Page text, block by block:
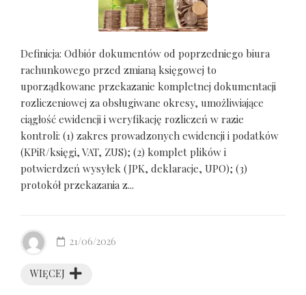
Definicja: Odbiór dokumentów od poprzedniego biura
rachunkowego przed zmianą księgowej to
uporządkowane przekazanie kompletnej dokumentacji
rozliczeniowej za obsługiwane okresy, umożliwiające
ciągłość ewidencji i weryfikację rozliczeń w razie
kontroli: (1) zakres prowadzonych ewidencji i podatków
(KPiR/księgi, VAT, ZUS); (2) komplet plików i
potwierdzeń wysyłek (JPK, deklaracje, UPO); (3)
protokół przekazania z...
WIĘCEJ
21/06/2026